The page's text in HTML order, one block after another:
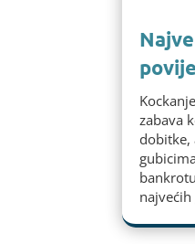
zabava
najvećih